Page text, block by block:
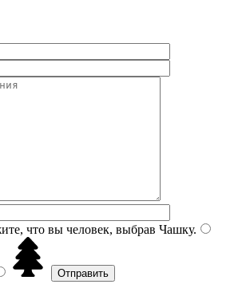
что вы человек, выбрав Чашку.